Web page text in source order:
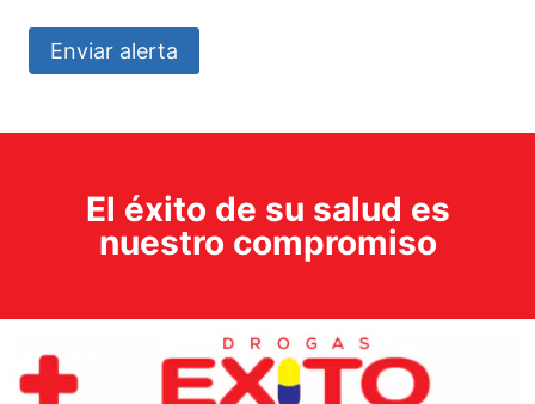
Enviar alerta
El éxito de su salud es
nuestro compromiso